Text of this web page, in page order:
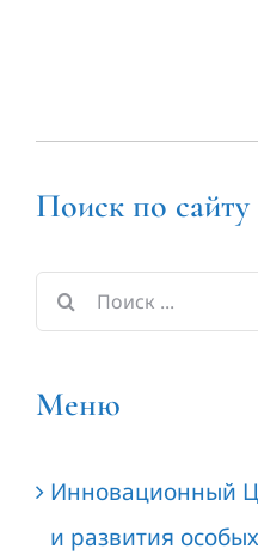
Поиск по сайту
Результат
поиска:
Меню
Инновационный
и развития